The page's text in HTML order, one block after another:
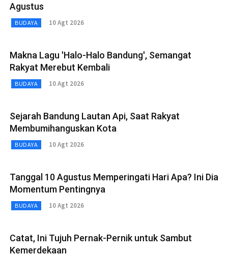
Agustus
BUDAYA 10 Agt 2026
Makna Lagu 'Halo-Halo Bandung', Semangat
Rakyat Merebut Kembali
BUDAYA 10 Agt 2026
Sejarah Bandung Lautan Api, Saat Rakyat
Membumihanguskan Kota
BUDAYA 10 Agt 2026
Tanggal 10 Agustus Memperingati Hari Apa? Ini Dia
Momentum Pentingnya
BUDAYA 10 Agt 2026
Catat, Ini Tujuh Pernak-Pernik untuk Sambut
Kemerdekaan